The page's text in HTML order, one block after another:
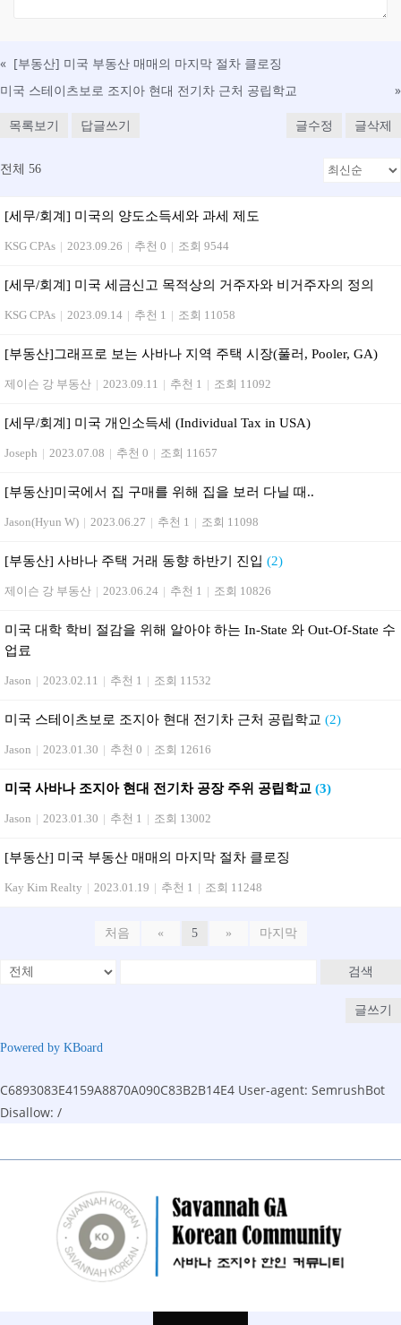
« [부동산] 미국 부동산 매매의 마지막 절차 클로징
미국 스테이츠보로 조지아 현대 전기차 근처 공립학교
»
목록보기 답글쓰기 글수정 글삭제
전체 56
[세무/회계] 미국의 양도소득세와 과세 제도
KSG CPAs | 2023.09.26 | 추천 0 | 조회 9544
[세무/회계] 미국 세금신고 목적상의 거주자와 비거주자의 정의
KSG CPAs | 2023.09.14 | 추천 1 | 조회 11058
[부동산]그래프로 보는 사바나 지역 주택 시장(풀러, Pooler, GA)
제이슨 강 부동산 | 2023.09.11 | 추천 1 | 조회 11092
[세무/회계] 미국 개인소득세 (Individual Tax in USA)
Joseph | 2023.07.08 | 추천 0 | 조회 11657
[부동산] 미국에서 집 구매를 위해 집을 보러 다닐 때..
Jason(Hyun W) | 2023.06.27 | 추천 1 | 조회 11098
[부동산] 사바나 주택 거래 동향 하반기 진입 (2)
제이슨 강 부동산 | 2023.06.24 | 추천 1 | 조회 10826
미국 대학 학비 절감을 위해 알아야 하는 In-State 와 Out-Of-State 수
업료
Jason | 2023.02.11 | 추천 1 | 조회 11532
미국 스테이츠보로 조지아 현대 전기차 근처 공립학교 (2)
Jason | 2023.01.30 | 추천 0 | 조회 12616
미국 사바나 조지아 현대 전기차 공장 주위 공립학교 (3)
Jason | 2023.01.30 | 추천 1 | 조회 13002
[부동산] 미국 부동산 매매의 마지막 절차 클로징
Kay Kim Realty | 2023.01.19 | 추천 1 | 조회 11248
처음 « 5 » 마지막
검색
글쓰기
Powered by KBoard
C6893083E4159A8870A090C83B2B14E4 User-agent: SemrushBot
Disallow: /
to